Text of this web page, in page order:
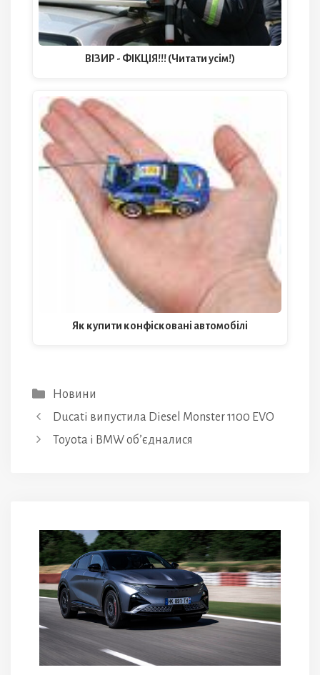
ВІЗИР - ФІКЦІЯ!!! (Читати усім!)
Як купити конфісковані автомобілі
Категорії
Новини
Ducati випустила Diesel Monster 1100 EVO
Toyota і BMW об’єдналися